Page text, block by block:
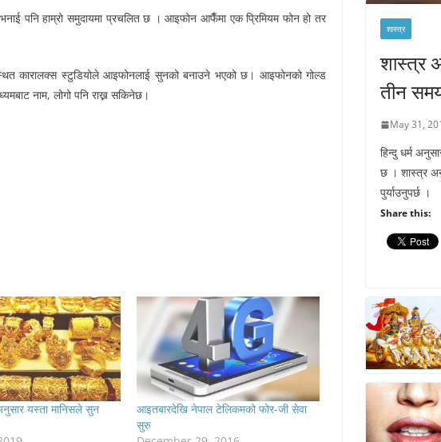
पनि हाम्रो समुदायमा प्रचलित छ । आइफोन आफैँमा एक प्रिमियम फोन हो तर
कारालक्स स्टुडियोले आइफोनलाई सुनको बनाउने भएको छ। आइफोनको गोल्ड
नाम, लोगो पनि राख्न सकिनेछ।
यस्ता मानिसले सुन
आइतबारदेखि नेपाल टेलिकमको फोर-जी सेवा
सुरु
शास्त्र
शास्त्र
तीन
May 31,
हिन्दु धर्म
छ । शास्त्र
पुर्याउनुपर्छ ।
Share this: